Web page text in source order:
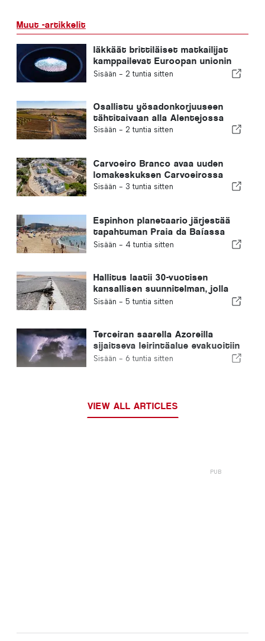
Muut -artikkelit
Iäkkäät brittiläiset matkailijat
kamppailevat Euroopan unionin
uusien sormenjälkitarkastusten
Sisään - 2 tuntia sitten
Osallistu yösadonkorjuuseen
tähtitaivaan alla Alentejossa
Sisään - 2 tuntia sitten
Carvoeiro Branco avaa uuden
lomakeskuksen Carvoeirossa
Sisään - 3 tuntia sitten
Espinhon planetaario järjestää
tapahtuman Praia da Baíassa
Portugalissa tapahtuvan
Sisään - 4 tuntia sitten
Hallitus laatii 30-vuotisen
kansallisen suunnitelman, jolla
pyritään parantamaan Portugalin
Sisään - 5 tuntia sitten
Terceiran saarella Azoreilla
sijaitseva leirintäalue evakuoitiin
myrskyn vuoksi
Sisään - 6 tuntia sitten
VIEW ALL ARTICLES